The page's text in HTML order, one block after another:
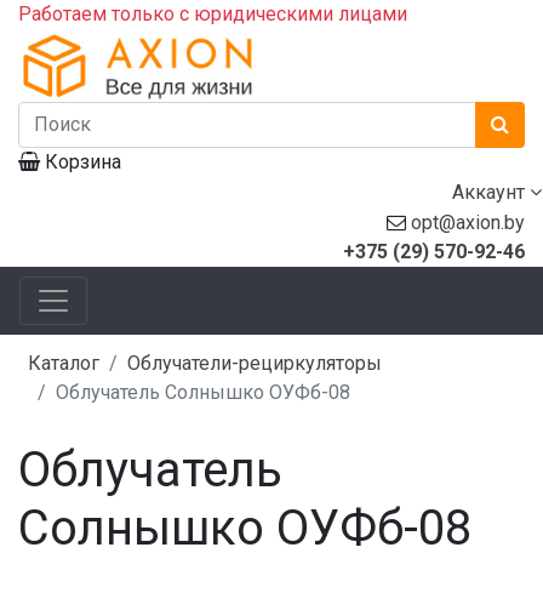
Работаем только с юридическими лицами
Корзина
Аккаунт
opt@axion.by
+375 (29) 570-92-46
Каталог
Облучатели-рециркуляторы
Облучатель Солнышко ОУФб-08
Облучатель
Солнышко ОУФб-08